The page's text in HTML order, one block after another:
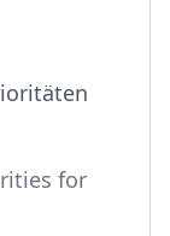
for